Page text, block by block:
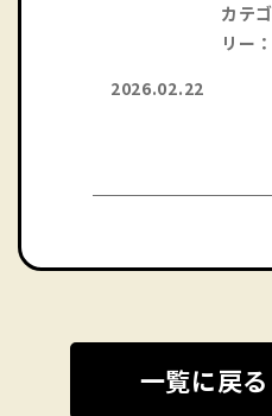
2026.02.22
カテゴ
リー：
一覧に戻る